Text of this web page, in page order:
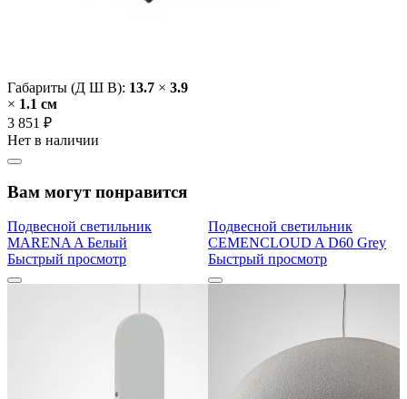
Габариты (Д Ш В): 13.7 × 3.9
× 1.1 cм
3 851 ₽
Нет в наличии
Вам могут понравится
Подвесной светильник
MARENA A Белый
Быстрый просмотр
Подвесной светильник
CEMENCLOUD A D60 Grey
Быстрый просмотр